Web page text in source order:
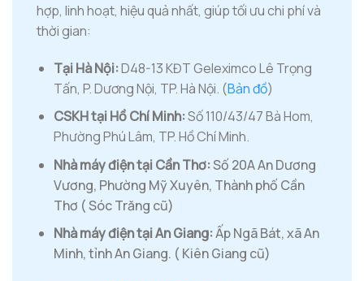
hợp, linh hoạt, hiệu quả nhất, giúp tối ưu chi phí và
thời gian:
Tại Hà Nội:D48-13 KĐT Geleximco Lê Trọng
Tấn, P. Dương Nội, TP. Hà Nội. (Bản đồ)
CSKH tại Hồ Chí Minh:Số 110/43/47 Bà Hom,
Phường Phú Lâm, TP. Hồ Chí Minh.
Nhà máy điện tại Cần Thơ:Số 20A An Dương
Vương, Phường Mỹ Xuyên, Thành phố Cần
Thơ ( Sóc Trăng cũ)
Nhà máy điện tại An Giang:Ấp Ngã Bát, xã An
Minh, tỉnh An Giang. ( Kiên Giang cũ)